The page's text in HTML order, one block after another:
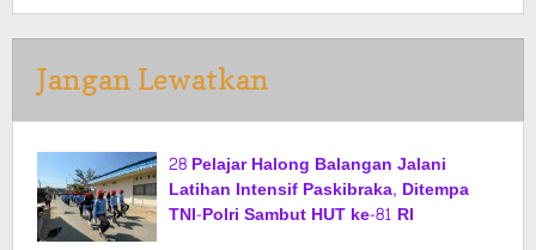
Jangan Lewatkan
28 Pelajar Halong Balangan Jalani
Latihan Intensif Paskibraka, Ditempa
TNI-Polri Sambut HUT ke-81 RI